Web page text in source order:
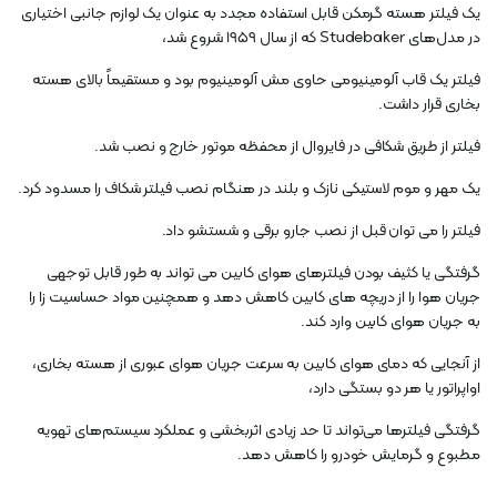
یک فیلتر هسته گرمکن قابل استفاده مجدد به عنوان یک لوازم جانبی اختیاری
در مدل‌های Studebaker که از سال ۱۹۵۹ شروع شد،
فیلتر یک قاب آلومینیومی حاوی مش آلومینیوم بود و مستقیماً بالای هسته
بخاری قرار داشت.
فیلتر از طریق شکافی در فایروال از محفظه موتور خارج و نصب شد.
یک مهر و موم لاستیکی نازک و بلند در هنگام نصب فیلتر شکاف را مسدود کرد.
فیلتر را می توان قبل از نصب جارو برقی و شستشو داد.
گرفتگی یا کثیف بودن فیلترهای هوای کابین می تواند به طور قابل توجهی
جریان هوا را از دریچه های کابین کاهش دهد و همچنین مواد حساسیت زا را
به جریان هوای کابین وارد کند.
از آنجایی که دمای هوای کابین به سرعت جریان هوای عبوری از هسته بخاری،
اواپراتور یا هر دو بستگی دارد،
گرفتگی فیلترها می‌تواند تا حد زیادی اثربخشی و عملکرد سیستم‌های تهویه
مطبوع و گرمایش خودرو را کاهش دهد.